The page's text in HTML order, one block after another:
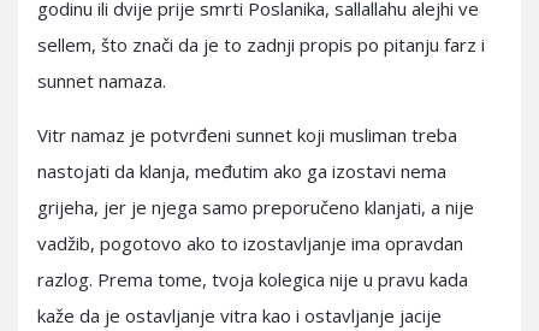
godinu ili dvije prije smrti Poslanika, sallallahu alejhi ve
sellem, što znači da je to zadnji propis po pitanju farz i
sunnet namaza.
Vitr namaz je potvrđeni sunnet koji musliman treba
nastojati da klanja, međutim ako ga izostavi nema
grijeha, jer je njega samo preporučeno klanjati, a nije
vadžib, pogotovo ako to izostavljanje ima opravdan
razlog. Prema tome, tvoja kolegica nije u pravu kada
kaže da je ostavljanje vitra kao i ostavljanje jacije